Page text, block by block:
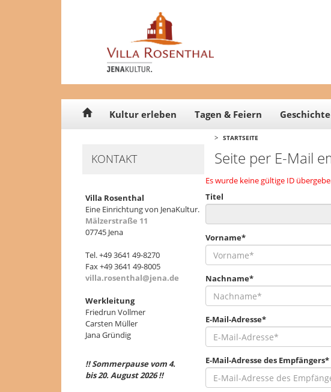
Kultur erleben Tagen & Feiern
KONTAKT
Villa Rosenthal
Eine Einrichtung von JenaKultur.
Mälzerstraße 11
07745 Jena
Tel. +49 3641 49-8270
Fax +49 3641 49-8005
villa.rosenthal@jena.de
Werkleitung
Friedrun Vollmer
Carsten Müller
Jana Gründig
!! Sommerpause vom 4.
bis 20. August 2026 !!
> STARTSEITE
Seite per E-Mail
Es wurde keine gültige ID
Titel
Vorname*
Nachname*
E-Mail-Adresse*
E-Mail-Adresse des Empfängers*